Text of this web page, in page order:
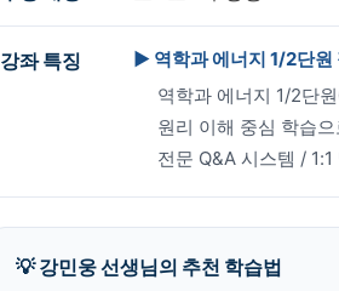
강좌 특징
▶ 역학과 에너지 1/2단원
역학과 에너지 1/2단
원리 이해 중심 학습
전문 Q&A 시스템 / 1:1
💡 강민웅 선생님의 추천 학습법